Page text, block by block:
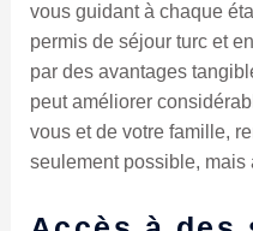
vous guidant à chaque
permis de séjour turc et
par des avantages
peut améliorer
vous et de votre famille,
seulement possible, mais